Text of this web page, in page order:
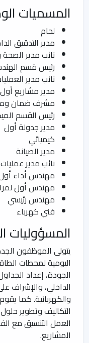
المسميات
لحام
مدير التدقيق
نائب مدير الصحة
رئيس قسم
نائب مدير
مدير مشاريع أول
مشرف ضمان
رئيس القسم
مدير جدولة أول
كيميائي
مدير الصيانة
نائب مدير
مهندس أداء
مهندس أول
مهندس رئيسي
فني كهرباء
المسؤوليات
يتولى الموظفون
اليومية لمحطات
الجودة، إعداد
الداخلي، والإشراف
والكهربائية. كما
التكاليف وتطوير
العمل التنسيق مع
المشاريع.